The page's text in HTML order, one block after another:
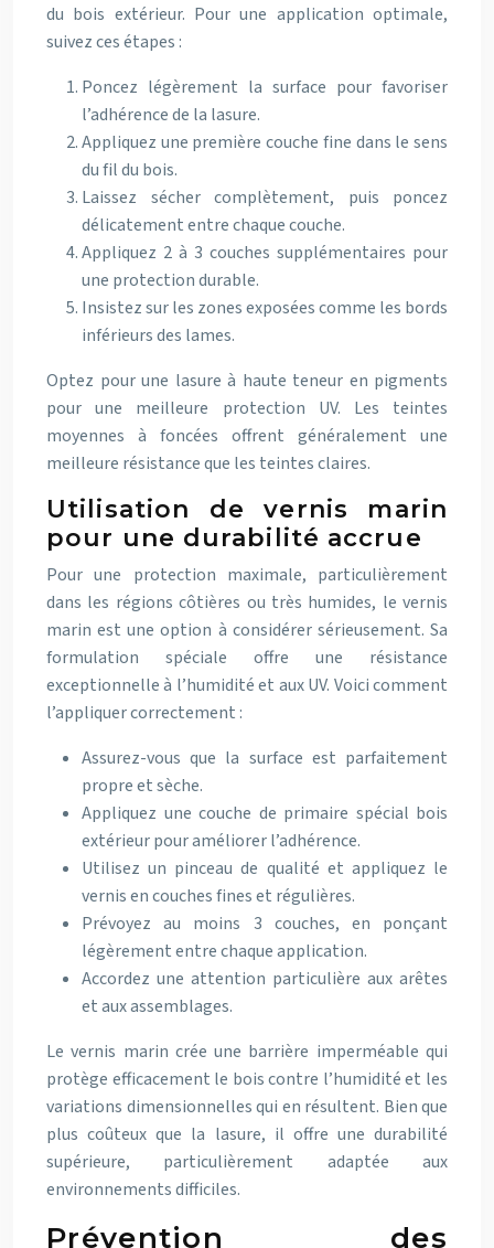
du bois extérieur. Pour une application optimale,
suivez ces étapes :
Poncez légèrement la surface pour favoriser
l’adhérence de la lasure.
Appliquez une première couche fine dans le sens
du fil du bois.
Laissez sécher complètement, puis poncez
délicatement entre chaque couche.
Appliquez 2 à 3 couches supplémentaires pour
une protection durable.
Insistez sur les zones exposées comme les bords
inférieurs des lames.
Optez pour une lasure à haute teneur en pigments
pour une meilleure protection UV. Les teintes
moyennes à foncées offrent généralement une
meilleure résistance que les teintes claires.
Utilisation de vernis marin
pour une durabilité accrue
Pour une protection maximale, particulièrement
dans les régions côtières ou très humides, le vernis
marin est une option à considérer sérieusement. Sa
formulation spéciale offre une résistance
exceptionnelle à l’humidité et aux UV. Voici comment
l’appliquer correctement :
Assurez-vous que la surface est parfaitement
propre et sèche.
Appliquez une couche de primaire spécial bois
extérieur pour améliorer l’adhérence.
Utilisez un pinceau de qualité et appliquez le
vernis en couches fines et régulières.
Prévoyez au moins 3 couches, en ponçant
légèrement entre chaque application.
Accordez une attention particulière aux arêtes
et aux assemblages.
Le vernis marin crée une barrière imperméable qui
protège efficacement le bois contre l’humidité et les
variations dimensionnelles qui en résultent. Bien que
plus coûteux que la lasure, il offre une durabilité
supérieure, particulièrement adaptée aux
environnements difficiles.
Prévention des